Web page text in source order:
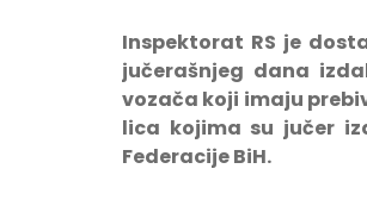
Inspektorat RS je
jučerašnjeg dana
vozača koji imaju
lica kojima su jučer
Federacije BiH.